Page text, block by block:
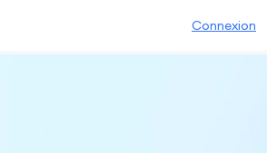
Connexion